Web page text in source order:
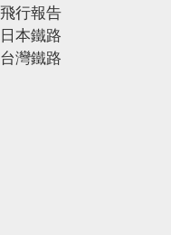
飛行報告
日本鐵路
台灣鐵路